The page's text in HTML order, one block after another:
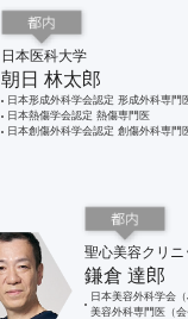
日本医科大学
朝日 林太郎
日本形成外科学会認定 形成外科専門
日本熱傷学会認定 熱傷専門医
日本創傷外科学会認定 創傷外科専門
聖心美容クリニ
鎌倉 達郎
日本美容外科学会
美容外科専門医（会